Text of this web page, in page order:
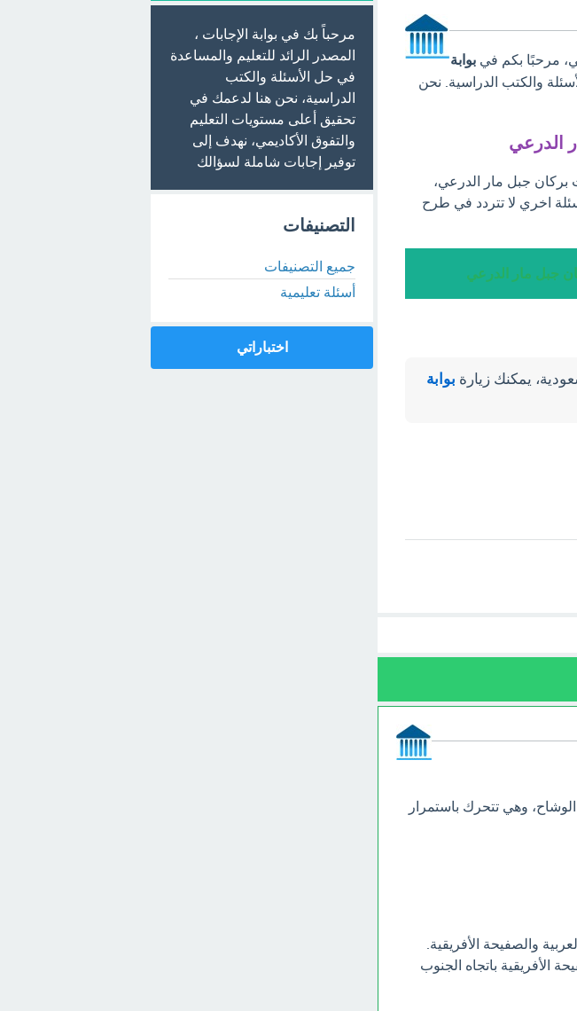
مرحبًا بكم في بوابة
والكتب الدراسية. نحن
الدرعي
بركان جبل مار الدرعي،
اخري لا تتردد في طرح
جبل مار الدرعي
يمكنك زيارة بوابة
وهي تتحرك باستمرار
والصفيحة الأفريقية.
الأفريقية باتجاه الجنوب
مرحباً بك في بوابة الإجابات ،
المصدر الرائد للتعليم والمساعدة
في حل الأسئلة والكتب
الدراسية، نحن هنا لدعمك في
تحقيق أعلى مستويات التعليم
والتفوق الأكاديمي، نهدف إلى
توفير إجابات شاملة لسؤالك
التصنيفات
جميع التصنيفات
أسئلة تعليمية
اختباراتي